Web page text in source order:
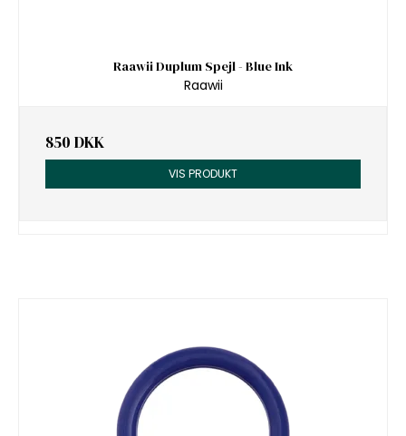
Raawii Duplum Spejl - Blue Ink
Raawii
850 DKK
VIS PRODUKT